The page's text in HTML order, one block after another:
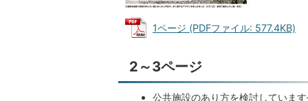
1ページ (PDFファイル: 577.4KB)
2～3ページ
公共施設のあり方を検討していま